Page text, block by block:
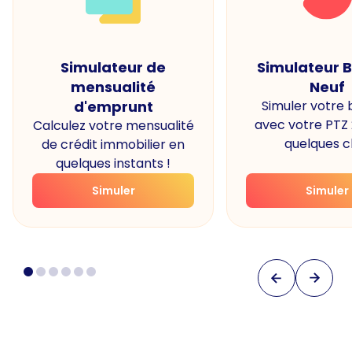
Simulateur de
mensualité
d'emprunt
Calculez votre mensualité
de crédit immobilier en
quelques instants !
Simuler
Simulateur
Neuf
Simuler votre
avec votre PTZ
quelques
Simuler